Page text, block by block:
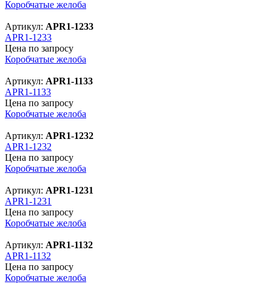
Коробчатые желоба
Артикул: APR1-1233
APR1-1233
Цена по запросу
Коробчатые желоба
Артикул: APR1-1133
APR1-1133
Цена по запросу
Коробчатые желоба
Артикул: APR1-1232
APR1-1232
Цена по запросу
Коробчатые желоба
Артикул: APR1-1231
APR1-1231
Цена по запросу
Коробчатые желоба
Артикул: APR1-1132
APR1-1132
Цена по запросу
Коробчатые желоба